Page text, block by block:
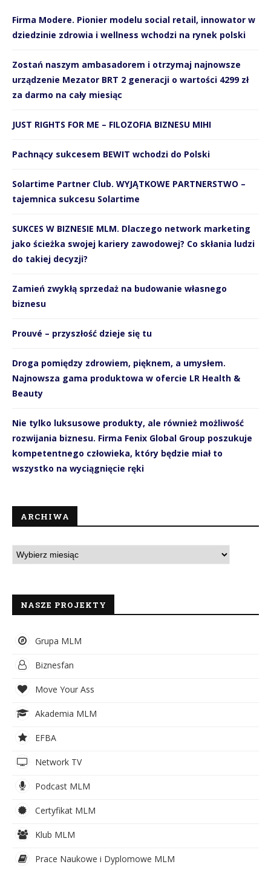
Firma Modere. Pionier modelu social retail, innowator w
dziedzinie zdrowia i wellness wchodzi na rynek polski
Zostań naszym ambasadorem i otrzymaj najnowsze
urządzenie Mezator BRT 2 generacji o wartości 4299 zł
za darmo na cały miesiąc
JUST RIGHTS FOR ME – FILOZOFIA BIZNESU MIHI
Pachnący sukcesem BEWIT wchodzi do Polski
Solartime Partner Club. WYJĄTKOWE PARTNERSTWO –
tajemnica sukcesu Solartime
SUKCES W BIZNESIE MLM. Dlaczego network marketing
jako ścieżka swojej kariery zawodowej? Co skłania ludzi
do takiej decyzji?
Zamień zwykłą sprzedaż na budowanie własnego
biznesu
Prouvé – przyszłość dzieje się tu
Droga pomiędzy zdrowiem, pięknem, a umysłem.
Najnowsza gama produktowa w ofercie LR Health &
Beauty
Nie tylko luksusowe produkty, ale również możliwość
rozwijania biznesu. Firma Fenix Global Group poszukuje
kompetentnego człowieka, który będzie miał to
wszystko na wyciągnięcie ręki
ARCHIWA
NASZE PROJEKTY
Grupa MLM
Biznesfan
Move Your Ass
Akademia MLM
EFBA
Network TV
Podcast MLM
Certyfikat MLM
Klub MLM
Prace Naukowe i Dyplomowe MLM